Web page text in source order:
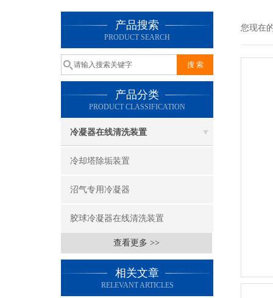
产品搜索
PRODUCT SEARCH
产品分类
PRODUCT CLASSIFICATION
冷凝器在线清洗装置
冷却塔除垢装置
沼气专用冷凝器
胶球冷凝器在线清洗装置
查看更多 >>
相关文章
RELEVANT ARTICLES
您现在